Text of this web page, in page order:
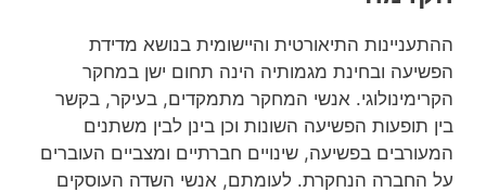
ההתעניינות התיאורטית והיישומית בנושא מדידת
הפשיעה ובחינת מגמותיה הינה תחום ישן במחקר
הקרימינולוגי. אנשי המחקר מתמקדים, בעיקר, בקשר
בין תופעות הפשיעה השונות וכן בינן לבין משתנים
המעורבים בפשיעה, שינויים חברתיים ומצביים העוברים
על החברה הנחקרת. לעומתם, אנשי השדה העוסקים